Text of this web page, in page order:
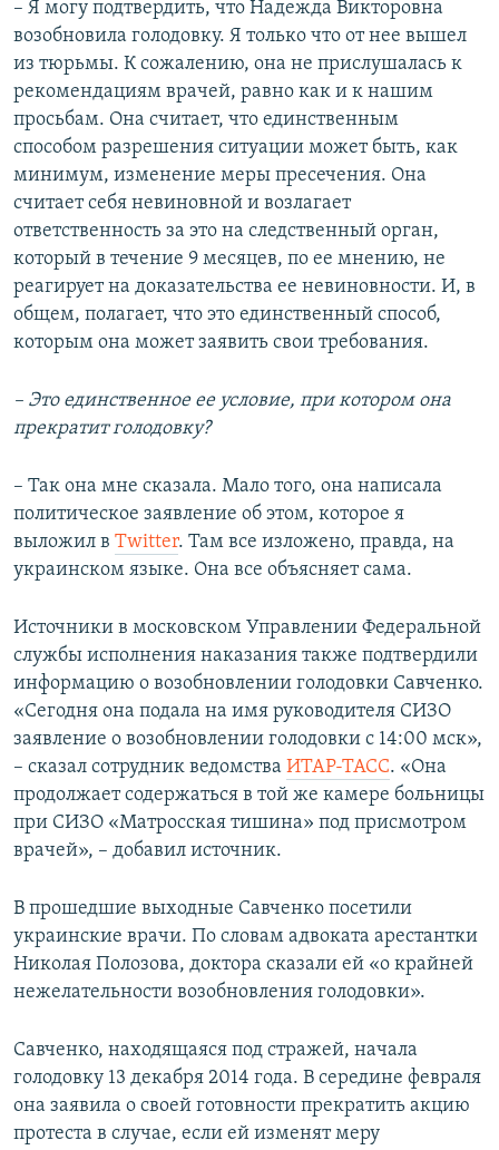
– Я могу подтвердить, что Надежда Викторовна
возобновила голодовку. Я только что от нее вышел
из тюрьмы. К сожалению, она не прислушалась к
рекомендациям врачей, равно как и к нашим
просьбам. Она считает, что единственным
способом разрешения ситуации может быть, как
минимум, изменение меры пресечения. Она
считает себя невиновной и возлагает
ответственность за это на следственный орган,
который в течение 9 месяцев, по ее мнению, не
реагирует на доказательства ее невиновности. И, в
общем, полагает, что это единственный способ,
которым она может заявить свои требования.
– Это единственное ее условие, при котором она
прекратит голодовку?
– Так она мне сказала. Мало того, она написала
политическое заявление об этом, которое я
выложил в Тwitter. Там все изложено, правда, на
украинском языке. Она все объясняет сама.
Источники в московском Управлении Федеральной
службы исполнения наказания также подтвердили
информацию о возобновлении голодовки Савченко.
«Сегодня она подала на имя руководителя СИЗО
заявление о возобновлении голодовки с 14:00 мск»,
– сказал сотрудник ведомства ИТАР-ТАСС. «Она
продолжает содержаться в той же камере больницы
при СИЗО «Матросская тишина» под присмотром
врачей», – добавил источник.
В прошедшие выходные Савченко посетили
украинские врачи. По словам адвоката арестантки
Николая Полозова, доктора сказали ей «о крайней
нежелательности возобновления голодовки».
Савченко, находящаяся под стражей, начала
голодовку 13 декабря 2014 года. В середине февраля
она заявила о своей готовности прекратить акцию
протеста в случае, если ей изменят меру